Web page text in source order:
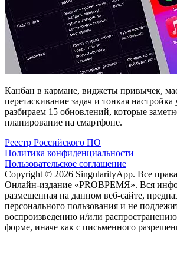
Канбан в кармане, виджеты привычек,
перетаскивание задач и тонкая
разбираем 15 обновлений, которые
планирование на смартфоне.
Реестр Российского ПО
Политика конфиденциальности
Пользовательское соглашение
Copyright © 2026 SingularityApp. Все
Онлайн-издание «PROВРЕМЯ». Вся
размещенная на данном веб-сайте,
персонального пользования и не
воспроизведению и/или
форме, иначе как с письменного